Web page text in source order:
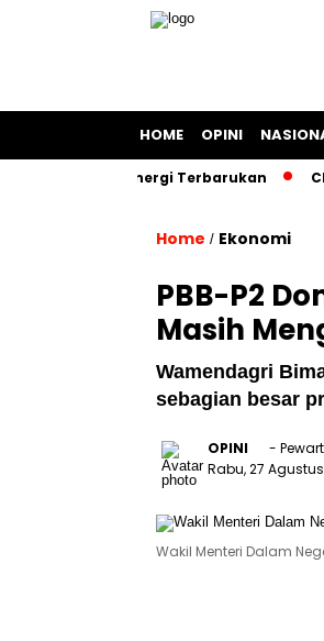
HOME OPINI
Energi Terbarukan
Home / Ekonomi
PBB-P2
Masih
Wamendagri
sebagian besar
OPINI
-
Rabu, 27
Wakil Menteri Dalam